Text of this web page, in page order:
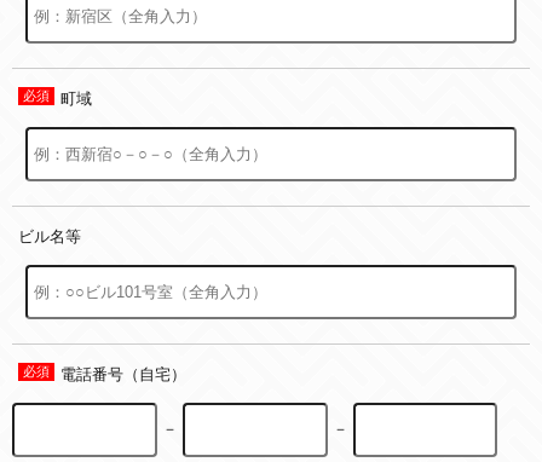
町域
ビル名等
電話番号（自宅）
－ －